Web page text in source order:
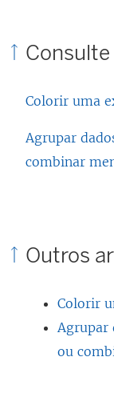
Colorir uma
Agrupar
combinar
Outros
Colorir
Agrupar
ou